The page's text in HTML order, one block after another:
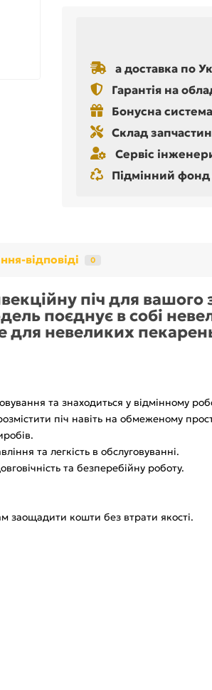
а доставка по
Гарантія на
Бонусна
Склад
Сервіс
Підмінний фонд
відповіді 0
піч для
поєднує в собі
для невеликих
та знаходиться у відмінному
піч навіть на обмеженому
та легкість в обслуговуванні.
та безперебійну роботу.
заощадити кошти без втрати якості.